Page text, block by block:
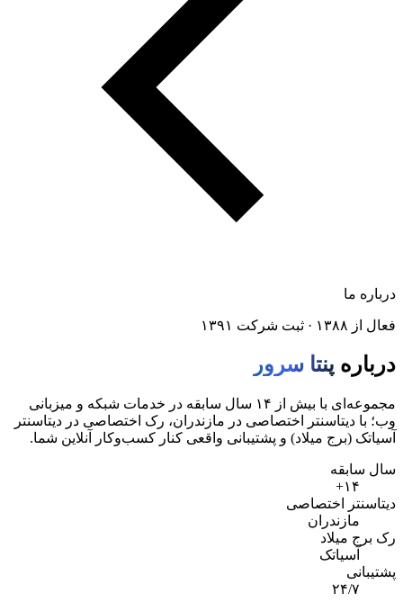
درباره ما
فعال از ۱۳۸۸ · ثبت شرکت ۱۳۹۱
درباره پنتا سرور
مجموعه‌ای با بیش از ۱۴ سال سابقه در خدمات شبکه و میزبانی
وب؛ با دیتاسنتر اختصاصی در مازندران، رک اختصاصی در دیتاسنتر
آسیاتک (برج میلاد) و پشتیبانی واقعی کنار کسب‌وکار آنلاین شما.
سال سابقه
۱۴+
دیتاسنتر اختصاصی
مازندران
رک برج میلاد
آسیاتک
پشتیبانی
۲۴/۷